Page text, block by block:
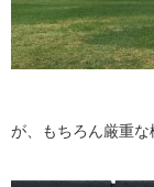
が、もちろん厳重